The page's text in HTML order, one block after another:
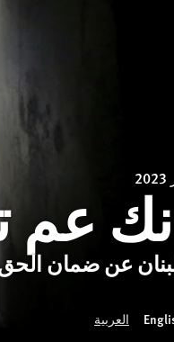
عم
عن ضمان الحق
العربية